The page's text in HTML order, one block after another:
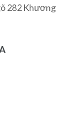
282 Khương